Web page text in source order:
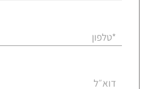
*טלפון
דוא״ל